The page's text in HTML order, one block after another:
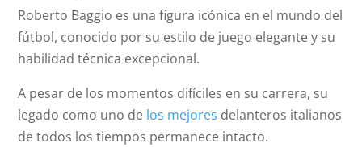
Roberto Baggio es una figura icónica en el mundo del
fútbol, conocido por su estilo de juego elegante y su
habilidad técnica excepcional.
A pesar de los momentos difíciles en su carrera, su
legado como uno de los mejores delanteros italianos
de todos los tiempos permanece intacto.